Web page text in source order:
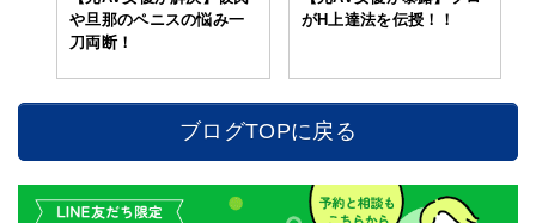
や旦那のペニスの悩み一
刀両断！
がH上達法を伝授！！
ブログTOPに戻る